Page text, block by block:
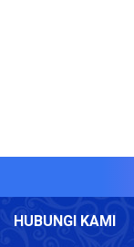
HUBUNGI KAMI